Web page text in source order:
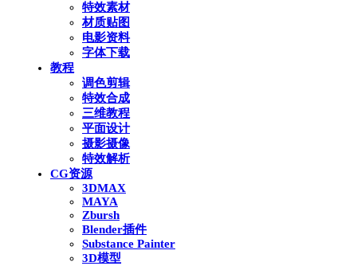
特效素材
材质贴图
电影资料
字体下载
教程
调色剪辑
特效合成
三维教程
平面设计
摄影摄像
特效解析
CG资源
3DMAX
MAYA
Zbursh
Blender插件
Substance Painter
3D模型